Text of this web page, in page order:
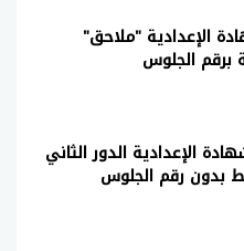
الإعدادية "ملاحق"
برقم الجلوس
الإعدادية الدور الثاني